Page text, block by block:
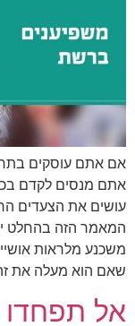
אם אתם עוסקים
אתם מנסים לקדם
עושים את הצעדים
המאמר הזה בהחלט
משכנע מלראות
שאם הוא מעלה את
אל תפחדו